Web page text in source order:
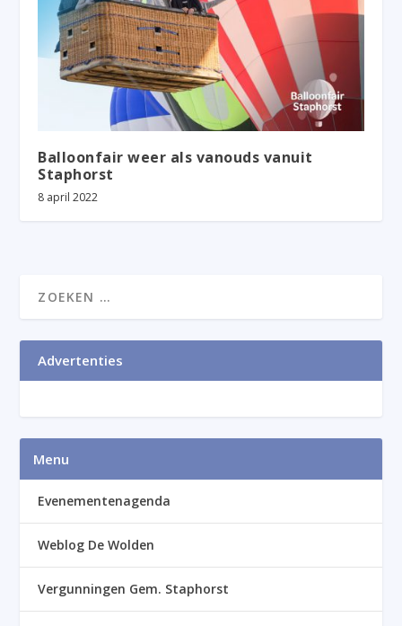
Balloonfair weer als vanouds vanuit
Staphorst
8 april 2022
Advertenties
Menu
Evenementenagenda
Weblog De Wolden
Vergunningen Gem. Staphorst